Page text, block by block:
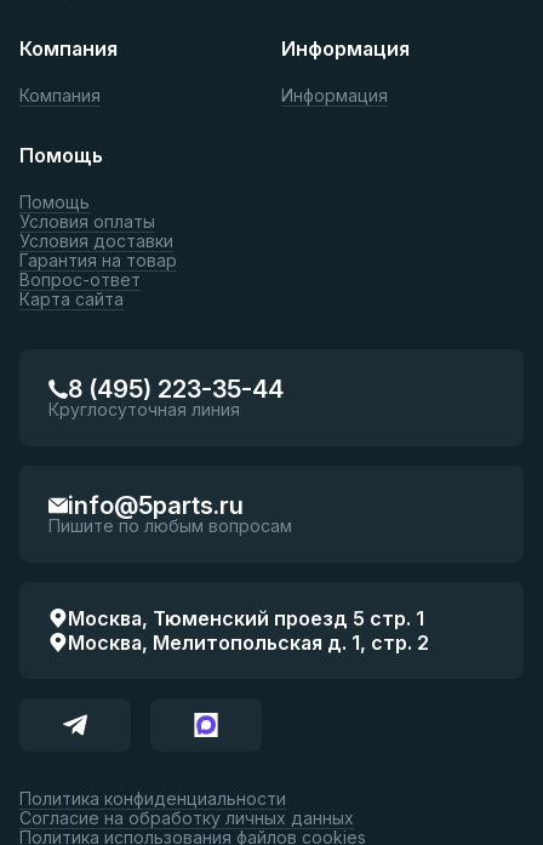
Компания
Компания
Информация
Информация
Помощь
Помощь
Условия оплаты
Условия доставки
Гарантия на товар
Вопрос-ответ
Карта сайта
8 (495) 223-35-44
Круглосуточная линия
info@5parts.ru
Пишите по любым вопросам
Москва, Тюменский проезд 5 стр. 1
Москва, Мелитопольская д. 1, стр. 2
Политика конфиденциальности
Согласие на обработку личных данных
Политика использования файлов cookies